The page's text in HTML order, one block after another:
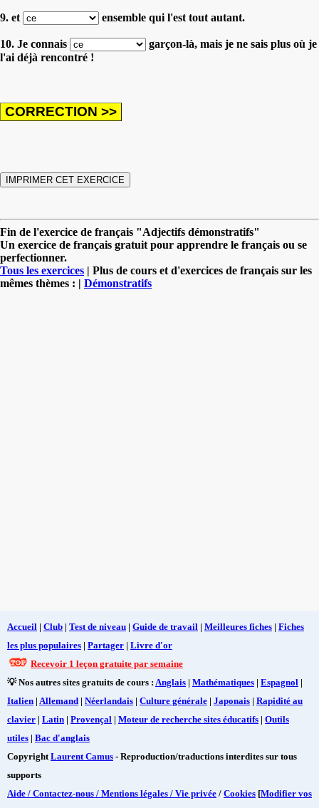
9. et ensemble qui l'est tout autant.
10. Je connais
garçon-là, mais je ne sais plus où je
l'ai déjà rencontré !
Fin de l'exercice de français "Adjectifs démonstratifs"
Un exercice de français gratuit pour apprendre le français ou se
perfectionner.
Tous les exercices | Plus de cours et d'exercices de français sur les
mêmes thèmes : | Démonstratifs
Accueil | Club | Test de niveau | Guide de travail | Meilleures fiches | Fiches
les plus populaires | Partager | Livre d'or
Recevoir 1 leçon gratuite par semaine
💡 Nos autres sites gratuits de cours : Anglais | Mathématiques | Espagnol |
Italien | Allemand | Néerlandais | Culture générale | Japonais | Rapidité au
clavier | Latin | Provençal | Moteur de recherche sites éducatifs | Outils
utiles | Bac d'anglais
Copyright Laurent Camus - Reproduction/traductions interdites sur tous
supports
Aide / Contactez-nous / Mentions légales / Vie privée / Cookies [Modifier vos